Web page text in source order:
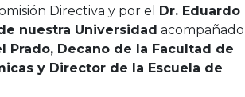
Directiva y por el Dr. Eduardo
nuestra Universidad acompañado
Prado, Decano de la Facultad de
y Director de la Escuela de